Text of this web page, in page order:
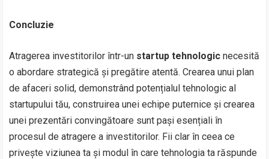
Concluzie
Atragerea investitorilor într-un startup tehnologic necesită
o abordare strategică și pregătire atentă. Crearea unui plan
de afaceri solid, demonstrând potențialul tehnologic al
startupului tău, construirea unei echipe puternice și crearea
unei prezentări convingătoare sunt pași esențiali în
procesul de atragere a investitorilor. Fii clar în ceea ce
privește viziunea ta și modul în care tehnologia ta răspunde